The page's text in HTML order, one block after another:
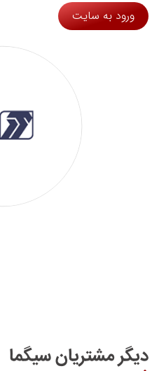
ورود به سایت
دیگر مشتریان سیگما